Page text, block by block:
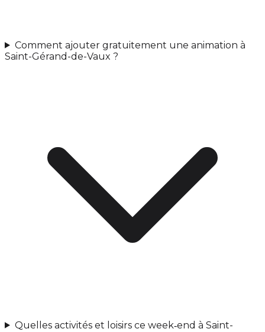
Comment ajouter gratuitement une animation à
Saint-Gérand-de-Vaux ?
Quelles activités et loisirs ce week‑end à Saint-